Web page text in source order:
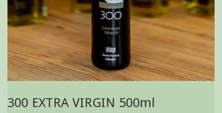
300 EXTRA VIRGIN 500ml